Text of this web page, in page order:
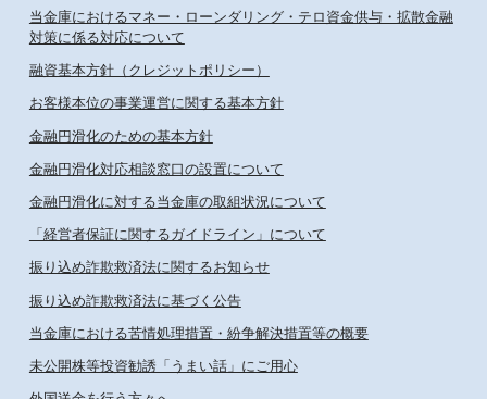
当金庫におけるマネー・ローンダリング・テロ資金供与・拡散金融
対策に係る対応について
融資基本方針（クレジットポリシー）
お客様本位の事業運営に関する基本方針
金融円滑化のための基本方針
金融円滑化対応相談窓口の設置について
金融円滑化に対する当金庫の取組状況について
「経営者保証に関するガイドライン」について
振り込め詐欺救済法に関するお知らせ
振り込め詐欺救済法に基づく公告
当金庫における苦情処理措置・紛争解決措置等の概要
未公開株等投資勧誘「うまい話」にご用心